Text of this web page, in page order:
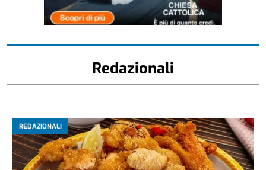
Redazionali
REDAZIONALI